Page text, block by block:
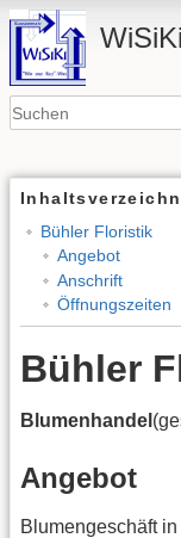
WiSiKi
Bühler Floristik
Angebot
Anschrift
Öffnungszeiten
Bühler
Blumenhandel
Angebot
Blumengeschäft in